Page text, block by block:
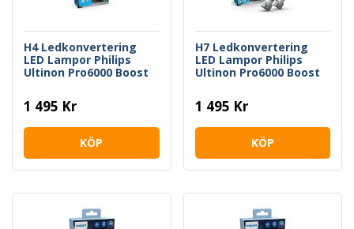
H4 Ledkonvertering
LED Lampor Philips
Ultinon Pro6000 Boost
1 495 Kr
KÖP
H7 Ledkonvertering
LED Lampor Philips
Ultinon Pro6000 Boost
1 495 Kr
KÖP